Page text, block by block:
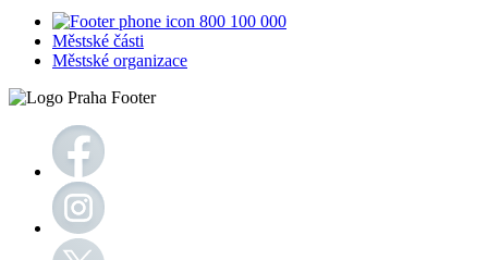
800 100 000
Městské části
Městské organizace